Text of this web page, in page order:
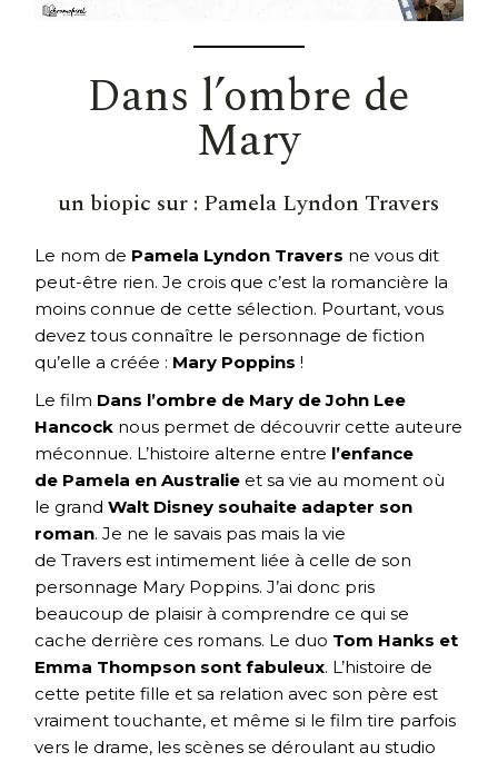
Dans l’ombre de
Mary
un biopic sur : Pamela Lyndon Travers
Le nom de Pamela Lyndon Travers ne vous dit
peut-être rien. Je crois que c’est la romancière la
moins connue de cette sélection. Pourtant, vous
devez tous connaître le personnage de fiction
qu’elle a créée : Mary Poppins !
Le film Dans l’ombre de Mary de John Lee
Hancock nous permet de découvrir cette auteure
méconnue. L’histoire alterne entre l’enfance
de Pamela en Australie et sa vie au moment où
le grandWalt Disney souhaite adapter son
roman. Je ne le savais pas mais la vie
de Travers est intimement liée à celle de son
personnage Mary Poppins. J’ai donc pris
beaucoup de plaisir à comprendre ce qui se
cache derrière ces romans. Le duo Tom Hanks et
Emma Thompson sont fabuleux. L’histoire de
cette petite fille et sa relation avec son père est
vraiment touchante, et même si le film tire parfois
vers le drame, les scènes se déroulant au studio